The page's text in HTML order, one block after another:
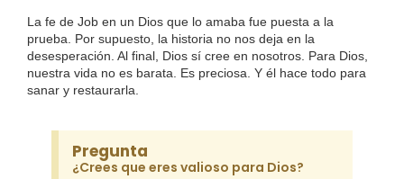
La fe de Job en un Dios que lo amaba fue puesta a la
prueba. Por supuesto, la historia no nos deja en la
desesperación. Al final, Dios sí cree en nosotros. Para Dios,
nuestra vida no es barata. Es preciosa. Y él hace todo para
sanar y restaurarla.
Pregunta
¿Crees que eres valioso para Dios?